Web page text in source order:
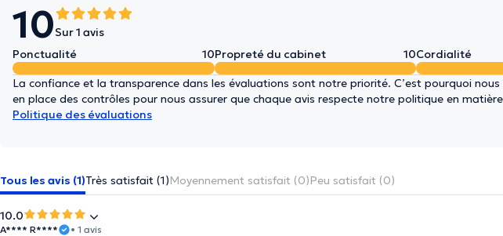
10Sur 1 avis
Ponctualité
10Propreté du cabinet 10Cordialité
La confiance et la transparence dans les évaluations sont notre priorité. C’est pourquoi
en place des contrôles pour nous assurer que chaque avis respecte notre politique en matière
Politique des évaluations
Tous les avis (1)Très satisfait (1)Moyennement satisfait (0)Peu satisfait (0)
10.0
A**** R**** • 1 avis